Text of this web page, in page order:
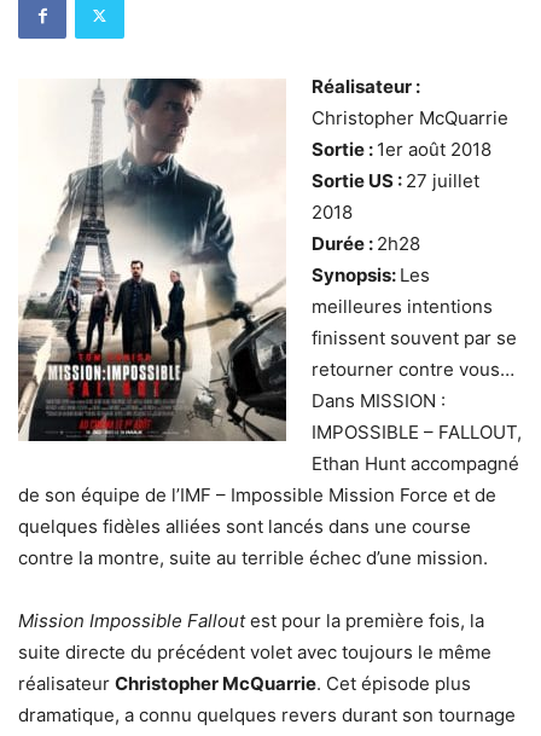
Réalisateur :
Christopher McQuarrie
Sortie : 1er août 2018
Sortie US : 27 juillet
2018
Durée : 2h28
Synopsis: Les
meilleures intentions
finissent souvent par se
retourner contre vous…
Dans MISSION :
IMPOSSIBLE – FALLOUT,
Ethan Hunt accompagné
de son équipe de l’IMF – Impossible Mission Force et de
quelques fidèles alliées sont lancés dans une course
contre la montre, suite au terrible échec d’une mission.
Mission Impossible Falloutest pour la première fois, la
suite directe du précédent volet avec toujours le même
réalisateur Christopher McQuarrie. Cet épisode plus
dramatique, a connu quelques revers durant son tournage